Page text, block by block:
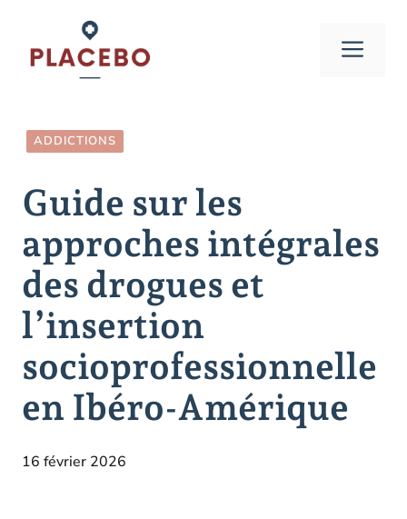
contenu
ADDICTIONS
Guide sur les
approches intégrales
des drogues et
l’insertion
socioprofessionnelle
en Ibéro-Amérique
16 février 2026